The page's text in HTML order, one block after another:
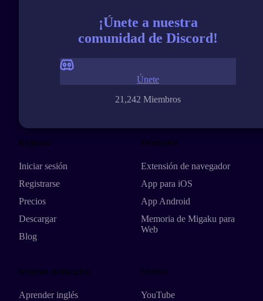
¡Únete a nuestra
comunidad de Discord!
21,242 Miembros
Únete
Explorar
Iniciar sesión
Registrarse
Precios
Descargar
Blog
Productos
Extensión de navegador
App para iOS
App Android
Memoria de Migaku para
Web
Idiomas destacados
Aprender inglés
Medios
YouTube